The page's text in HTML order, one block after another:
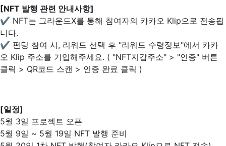
[NFT 발행 관련 안내사항]
✔ NFT는 그라운드X를 통해 참여자의 카카오 Klip으로 전송됩
니다.
✔ 펀딩 참여 시, 리워드 선택 후 "리워드 수령정보"에서 카카
오 Klip 주소를 기입해주세요. ( "NFT지갑주소" > "인증" 버튼
클릭 > QR코드 스캔 > 인증 완료 클릭 )
[일정]
5월 3일 프로젝트 오픈
5월 9일 ~ 5월 19일 NFT 발행 준비